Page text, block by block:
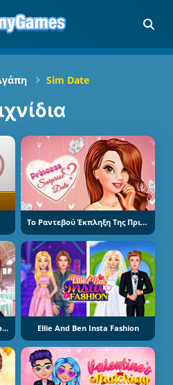
Sim Date
Το Ραντεβού Έκπληξη Της Πριγκίπισσας
Το Καλύτερο Ραντεβού Της Πριγκίπισσας Ellie And Ben Insta Fashion